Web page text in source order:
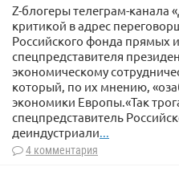
Z-блогеры телеграм-канала
критикой в адрес
Российского фонда прямых
спецпредставителя
экономическому
который, по их мнению,
экономики Европы.«Так
спецпредставитель
деиндустриали...
4 комментария